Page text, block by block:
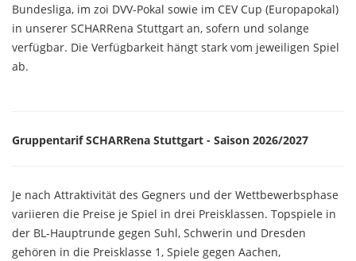
Bundesliga, im zoi DVV-Pokal sowie im CEV Cup (Europapokal)
in unserer SCHARRena Stuttgart an, sofern und solange
verfügbar. Die Verfügbarkeit hängt stark vom jeweiligen Spiel
ab.
Gruppentarif SCHARRena Stuttgart - Saison 2026/2027
Je nach Attraktivität des Gegners und der Wettbewerbsphase
variieren die Preise je Spiel in drei Preisklassen. Topspiele in
der BL-Hauptrunde gegen Suhl, Schwerin und Dresden
gehören in die Preisklasse 1, Spiele gegen Aachen,